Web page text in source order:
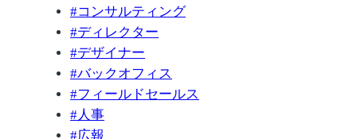
#コンサルティング
#ディレクター
#デザイナー
#バックオフィス
#フィールドセールス
#人事
#広報